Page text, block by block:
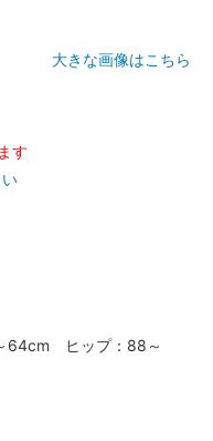
大きな画像はこちら
す
い
64cm ヒップ：88～